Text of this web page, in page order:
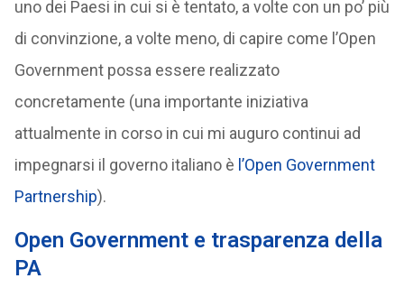
uno dei Paesi in cui si è tentato, a volte con un po’ più
di convinzione, a volte meno, di capire come l’Open
Government possa essere realizzato
concretamente (una importante iniziativa
attualmente in corso in cui mi auguro continui ad
impegnarsi il governo italiano è l’Open Government
Partnership).
Open Government e trasparenza della
PA